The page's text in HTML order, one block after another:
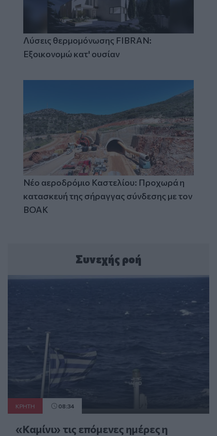
Λύσεις θερμομόνωσης FIBRAN:
Εξοικονομώ κατ' ουσίαν
Νέο αεροδρόμιο Καστελίου: Προχωρά η
κατασκευή της σήραγγας σύνδεσης με τον
ΒΟΑΚ
Συνεχής ροή
ΚΡΗΤΗ 08:34
«Καμίνι» τις επόμενες ημέρες η